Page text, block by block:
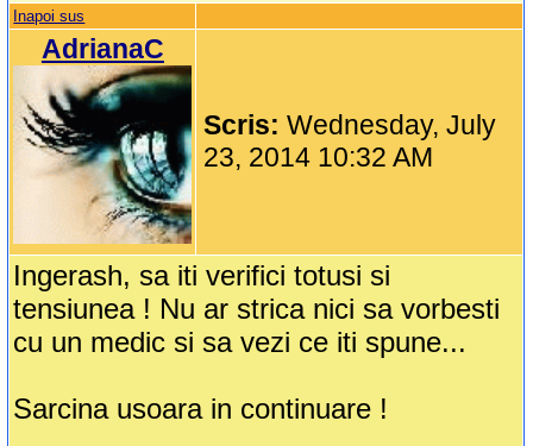
Inapoi sus
AdrianaC
Scris:Wednesday, July
23, 2014 10:32 AM
Ingerash, sa iti verifici totusi si
tensiunea ! Nu ar strica nici sa vorbesti
cu un medic si sa vezi ce iti spune...
Sarcina usoara in continuare !